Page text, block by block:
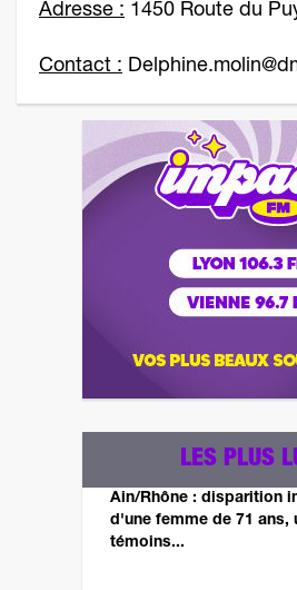
Adresse : 1450 Route du
Contact :
LES PLUS
Ain/Rhône : disparition
d'une femme de 71 ans,
témoins...